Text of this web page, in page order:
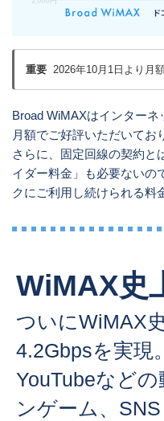
重要 2026年10月1日より月
Broad WiMAXはインター
月額でご好評いただいてお
さらに、固定回線の契約と
イダー料金」も必要ないの
クにご利用し続けられる料
WiMAX史
ついにWiMAX
4.2Gbpsを実現。
YouTubeなど
ンゲーム、